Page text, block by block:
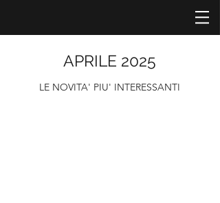
APRILE 2025
LE NOVITA' PIU' INTERESSANTI